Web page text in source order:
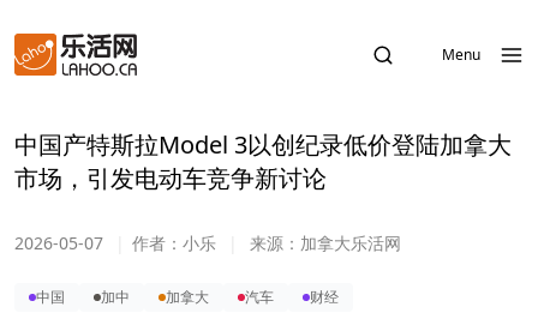
Menu
中国产特斯拉Model 3以创纪录低价登陆加拿大
市场，引发电动车竞争新讨论
2026-05-07 作者： 小乐 来源： 加拿大乐活网
中国 加中 加拿大 汽车 财经